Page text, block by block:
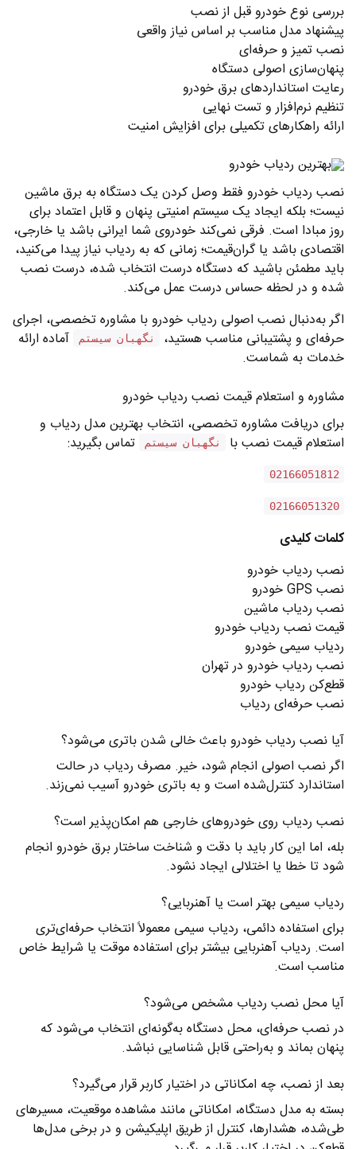
بررسی نوع خودرو قبل از نصب
پیشنهاد مدل مناسب بر اساس نیاز واقعی
نصب تمیز و حرفه‌ای
پنهان‌سازی اصولی دستگاه
رعایت استانداردهای برق خودرو
تنظیم نرم‌افزار و تست نهایی
ارائه راهکارهای تکمیلی برای افزایش امنیت
نصب ردیاب خودرو فقط وصل کردن یک دستگاه به برق ماشین
نیست؛ بلکه ایجاد یک سیستم امنیتی پنهان و قابل اعتماد برای
روز مبادا است. فرقی نمی‌کند خودروی شما ایرانی باشد یا خارجی،
اقتصادی باشد یا گران‌قیمت؛ زمانی که به ردیاب نیاز پیدا می‌کنید،
باید مطمئن باشید که دستگاه درست انتخاب شده، درست نصب
شده و در لحظه حساس درست عمل می‌کند.
اگر به‌دنبال نصب اصولی ردیاب خودرو با مشاوره تخصصی، اجرای
حرفه‌ای و پشتیبانی مناسب هستید،
نگهبان سیستم
آماده ارائه
خدمات به شماست.
مشاوره و استعلام قیمت نصب ردیاب خودرو
برای دریافت مشاوره تخصصی، انتخاب بهترین مدل ردیاب و
استعلام قیمت نصب با
نگهبان سیستم تماس بگیرید:
02166051812
02166051320
کلمات کلیدی
نصب ردیاب خودرو
نصب GPS خودرو
نصب ردیاب ماشین
قیمت نصب ردیاب خودرو
ردیاب سیمی خودرو
نصب ردیاب خودرو در تهران
قطع‌کن ردیاب خودرو
نصب حرفه‌ای ردیاب
آیا نصب ردیاب خودرو باعث خالی شدن باتری می‌شود؟
اگر نصب اصولی انجام شود، خیر. مصرف ردیاب در حالت
استاندارد کنترل‌شده است و به باتری خودرو آسیب نمی‌زند.
نصب ردیاب روی خودروهای خارجی هم امکان‌پذیر است؟
بله، اما این کار باید با دقت و شناخت ساختار برق خودرو انجام
شود تا خطا یا اختلالی ایجاد نشود.
ردیاب سیمی بهتر است یا آهنربایی؟
برای استفاده دائمی، ردیاب سیمی معمولاً انتخاب حرفه‌ای‌تری
است. ردیاب آهنربایی بیشتر برای استفاده موقت یا شرایط خاص
مناسب است.
آیا محل نصب ردیاب مشخص می‌شود؟
در نصب حرفه‌ای، محل دستگاه به‌گونه‌ای انتخاب می‌شود که
پنهان بماند و به‌راحتی قابل شناسایی نباشد.
بعد از نصب، چه امکاناتی در اختیار کاربر قرار می‌گیرد؟
بسته به مدل دستگاه، امکاناتی مانند مشاهده موقعیت، مسیرهای
طی‌شده، هشدارها، کنترل از طریق اپلیکیشن و در برخی مدل‌ها